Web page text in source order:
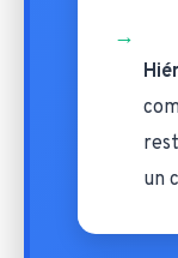
→
un